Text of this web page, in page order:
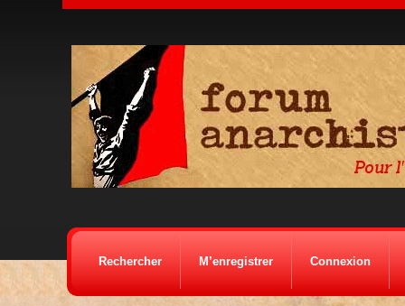
Rechercher M’enregistrer Connexion